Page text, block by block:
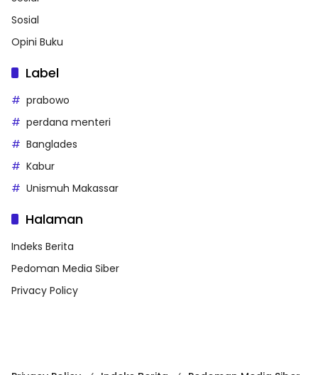
Sosial
Opini Buku
Label
prabowo
perdana menteri
Banglades
Kabur
Unismuh Makassar
Halaman
Indeks Berita
Pedoman Media Siber
Privacy Policy